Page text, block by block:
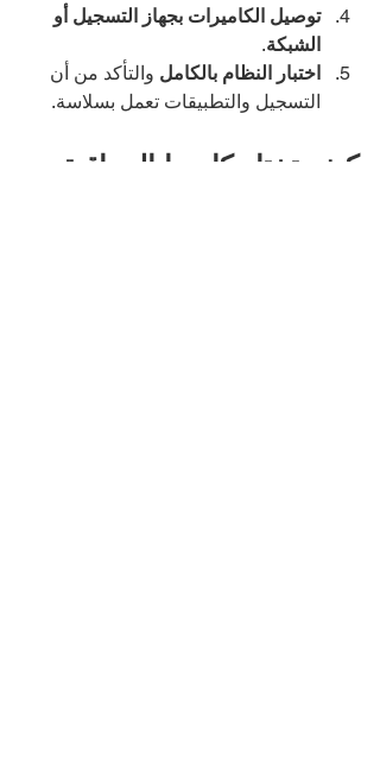
توصيل الكاميرات بجهاز التسجيل أو
الشبكة.
اختبار النظام بالكامل والتأكد من أن
التسجيل والتطبيقات تعمل بسلاسة.
كيف تختار كاميرا المراقبة